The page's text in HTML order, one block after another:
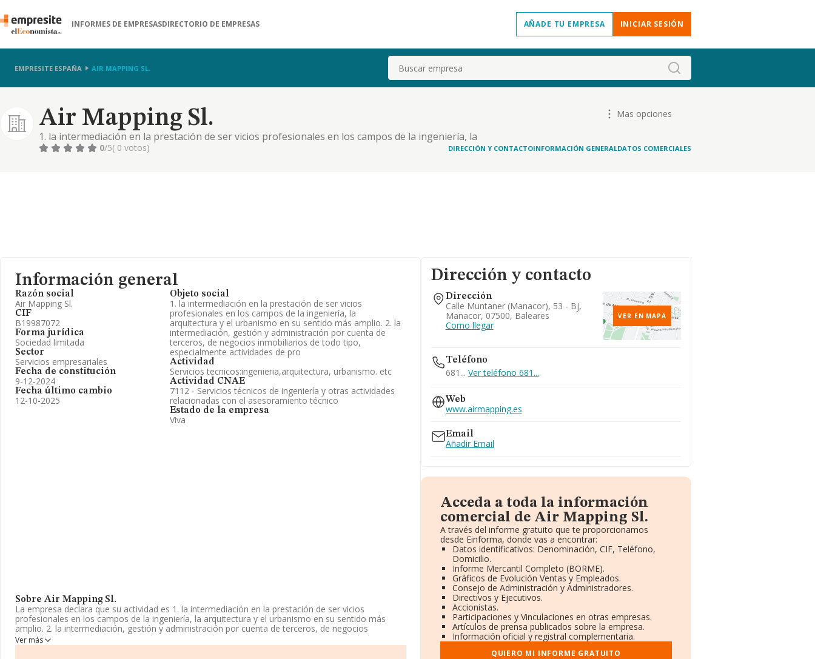
INFORMES DE EMPRESASDIRECTORIO DE EMPRESAS AÑADE TU EMPRESA INICIAR SESIÓN
EMPRESITE ESPAÑA AIR MAPPING SL. Buscar
Air Mapping Sl.
1. la intermediación en la prestación de ser vicios profesionales en los campos de la ingeniería, la
arquitectura y el urbanismo en su sentido más amplio. 2. la intermediación, gestión y administración
Mas opciones
0/5( 0 votos) DIRECCIÓN Y CONTACTOINFORMACIÓN GENERALDATOS COMERCIALES
Información general
Razón social
Air Mapping Sl.
CIF
B19987072
Forma jurídica
Sociedad limitada
Sector
Servicios empresariales
Fecha de constitución
9-12-2024
Fecha último cambio
12-10-2025
Objeto social
1. la intermediación en la prestación de ser vicios
profesionales en los campos de la ingeniería, la
arquitectura y el urbanismo en su sentido más amplio. 2. la
intermediación, gestión y administración por cuenta de
terceros, de negocios inmobiliarios de todo tipo,
especialmente actividades de pro
Actividad
Servicios tecnicos:ingenieria,arquitectura, urbanismo. etc
Actividad CNAE
7112 - Servicios técnicos de ingeniería y otras actividades
relacionadas con el asesoramiento técnico
Estado de la empresa
Viva
Sobre Air Mapping Sl.
La empresa declara que su actividad es 1. la intermediación en la prestación de ser vicios
profesionales en los campos de la ingeniería, la arquitectura y el urbanismo en su sentido más
amplio. 2. la intermediación, gestión y administración por cuenta de terceros, de negocios
inmobiliarios de todo tipo, especialmente actividades de pro. La empresa es una Sociedad
Limitada. La actividad de referencia CNAE corresponde a 'Servicios técnicos de ingeniería y otras
Ver más
Dirección y contacto
Dirección
Calle Muntaner (manacor), 53 - Bj,
Manacor, 07500, Baleares
Como llegar
VER EN MAPA
Teléfono
681... Ver teléfono 681...
Web
www.airmapping.es
Email
Añadir Email
Acceda a toda la información
comercial de Air Mapping Sl.
A través del informe gratuito que te proporcionamos
desde Einforma, donde vas a encontrar:
Datos identificativos: Denominación, CIF, Teléfono,
Domicilio.
Informe Mercantil Completo (BORME).
Gráficos de Evolución Ventas y Empleados.
Consejo de Administración y Administradores.
Directivos y Ejecutivos.
Accionistas.
Participaciones y Vinculaciones en otras empresas.
Artículos de prensa publicados sobre la empresa.
Información oficial y registral complementaria.
QUIERO MI INFORME GRATUITO